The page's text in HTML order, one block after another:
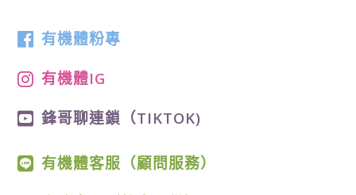
有機體粉專
有機體IG
鋒哥聊連鎖（TIKTOK)
有機體客服（顧問服務）